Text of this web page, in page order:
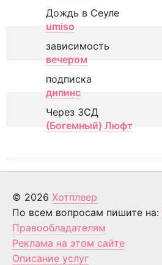
Дождь в Сеуле
umiso
зависимость
вечером
подписка
дипинс
Через ЗСД
(Богемный) Люфт
© 2026 Хотплеер
По всем вопросам пишите на:
Правообладателям
Реклама на этом сайте
Описание услуг